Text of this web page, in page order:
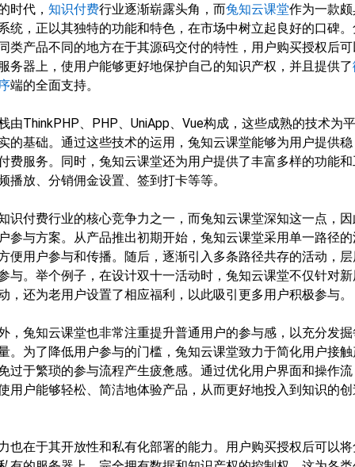
时代， 知识付费行业逐渐崭露头角，而兔知云课堂作为一款颇
统，正以其独特的功能和特色，在市场中树立起良好的口碑。
类产品不同的地方在于其源码交付的特性，用户购买授权后可
务器上，使用户能够更好地保护自己的知识产权，并且提供了
端的全面支持。
由ThinkPHP、PHP、UniApp、Vue构成，这些成熟的技术为
的基础。通过这些技术的运用，兔知云课堂能够为用户提供稳
费服务。同时，兔知云课堂还为用户提供了丰富多样的功能和
播放、分销佣金设置、签到打卡等等。
识付费行业的核心竞争力之一，而兔知云课堂深知这一点，因
参与方案。从产品推出初期开始，兔知云课堂采用单一路径的
便用户参与和传播。随后，逐渐引入多条路径共存的活动，层
与。举个例子，在设计双十一活动时，兔知云课堂不仅针对新
，还为老用户设置了相应福利，以此吸引更多用户积极参与。
，兔知云课堂也非常注重提升普通用户的参与感，以充分发掘
。为了降低用户参与的门槛，兔知云课堂致力于简化用户接触
过于繁琐的参与流程产生疲惫感。通过优化用户界面和操作流
用户能够轻松、简洁地体验产品，从而更好地投入到知识的创
也在于其开放性和私有化部署的能力。用户购买授权后可以将